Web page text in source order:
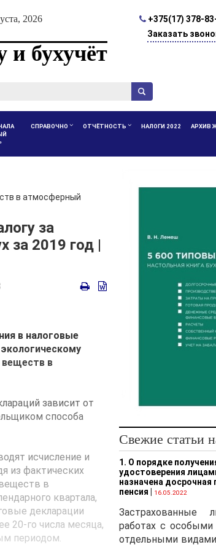
2026
и бухучёт
+375(17) 378-
Заказать
СПРАВОЧНО ОТЧЁТНОСТЬ НАЛОГИ 2022 АРХИВ
в атмосферный
за
за 2019 год |
в налоговые
веществ в
зависит от
способа
исчисление и
из фактических
в
квартала,
декларации
20-го числа месяца,
периодом.
Свежие статьи
1. О порядке
удостоверения
назначена досрочная
пенсия
16.05.2022
Застрахованные
работах с
отдельными